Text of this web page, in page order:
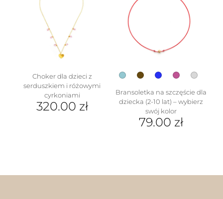
wariantów.
Opcje
można
wybrać
na
stronie
wariantów.
stronie
Choker dla dzieci z
serduszkiem i różowymi
cyrkoniami
320.00 zł
Bransoletka na szczęście dla
dziecka (2-10 lat) – wybierz
swój kolor
79.00 zł